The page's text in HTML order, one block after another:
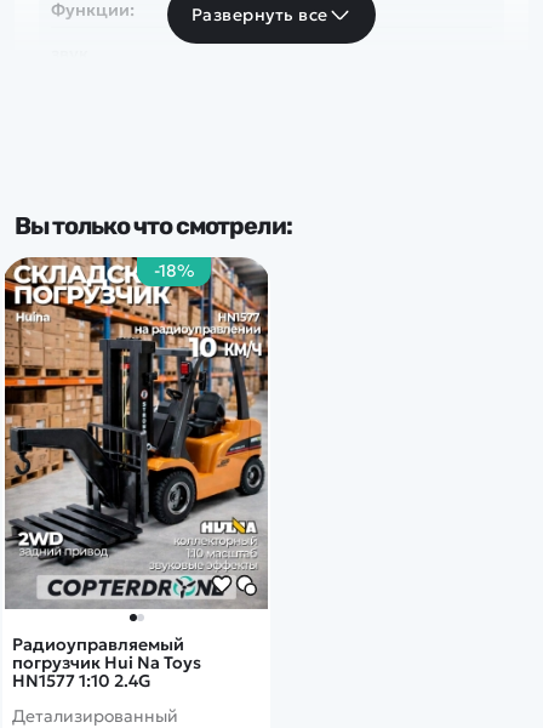
Функции:
Развернуть все
Вы только что смотрели:
-18%
Радиоуправляемый
погрузчик Hui Na Toys
HN1577 1:10 2.4G
Детализированный